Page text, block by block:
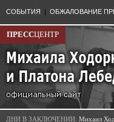
СОБЫТИЯ | ОБЖАЛОВАНИЕ
ПРЕССЦЕНТР
ДНИ В ЗАКЛЮЧЕНИИ: Михаил